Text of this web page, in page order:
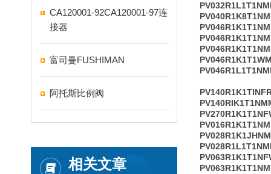
CA120001-92CA120001-97连
接器
富司曼FUSHIMAN
阿托斯比例阀
相关文章